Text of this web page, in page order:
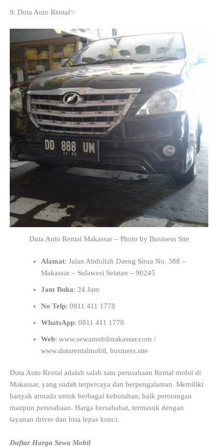
9. Duta Auto Rental✨
Duta Auto Rental Makassar – Photo by Business Site
Alamat: Jalan Abdullah Daeng Sirua No. 388 –
Makassar – Sulawesi Selatan – 90245
Jam Buka: 24 Jam
No Telp: 0811 411 1778
WhatsApp: 0811 411 1778
Web: www.sewamobilmakassar.com /
www.dutarentalmobil. business.site
Duta Auto Rental adalah salah satu perusahaan Rental mobil di
Makassar, yang sudah terpercaya dan berpengalaman. Memiliki
banyak armada untuk berbagai kebutuhan, baik perorangan
maupun perusahaan. Harga bersahabat, termasuk dengan
layanan driver dan bisa lepas kunci.
Daftar Harga Sewa Mobil